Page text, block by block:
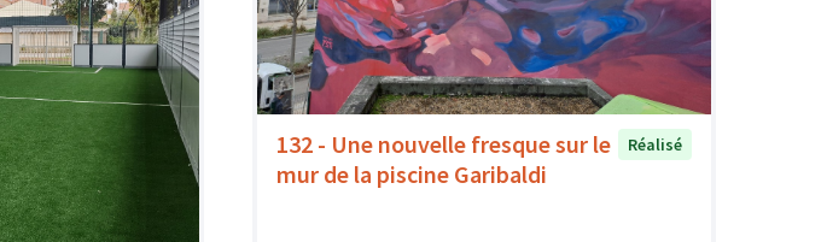
132 - Une nouvelle fresque sur le
mur de la piscine Garibaldi
Réalisé